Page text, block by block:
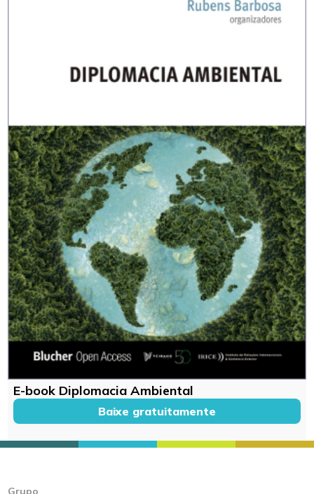
E-book Diplomacia Ambiental
Baixe gratuitamente
Grupo